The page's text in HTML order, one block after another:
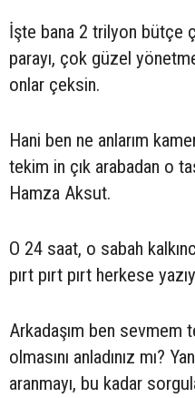
İşte bana 2 trilyon bütçe
parayı, çok güzel
onlar çeksin.
Hani ben ne anlarım
tekim in çık arabadan o
Hamza Aksut.
O 24 saat, o sabah
pırt pırt pırt herkese
Arkadaşım ben sevmem
olmasını anladınız mı?
aranmayı, bu kadar